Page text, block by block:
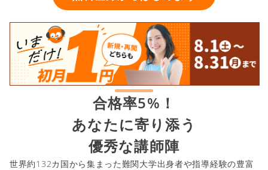
合格率5%！
あなたに寄り添う
優秀な講師陣
世界約132カ国から集まった難関大学出身者や指導経験の豊富